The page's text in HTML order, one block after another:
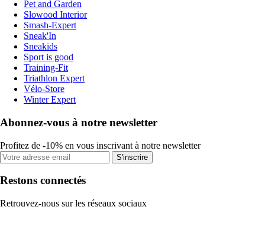
Pet and Garden
Slowood Interior
Smash-Expert
Sneak'In
Sneakids
Sport is good
Training-Fit
Triathlon Expert
Vélo-Store
Winter Expert
Abonnez-vous à notre newsletter
Profitez de -10% en vous inscrivant à notre newsletter
S'inscrire
Restons connectés
Retrouvez-nous sur les réseaux sociaux